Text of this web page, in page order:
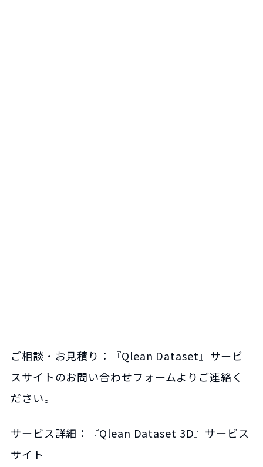
ご相談・お見積り：『Qlean Dataset』サービ
スサイトのお問い合わせフォームよりご連絡く
ださい。
サービス詳細：『Qlean Dataset 3D』サービス
サイト